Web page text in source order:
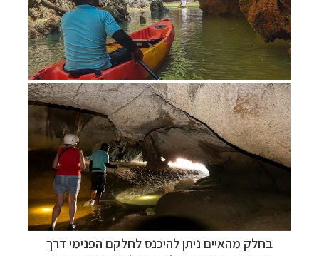
בחלק מהאיים ניתן להיכנס לחלקם הפנימי דרך